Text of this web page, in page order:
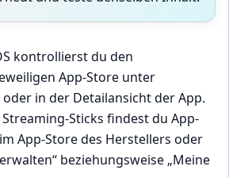
kontrollierst du den
App-Store unter
oder in der Detailansicht der App.
Sticks findest du App-
App-Store des Herstellers oder
beziehungsweise „Meine